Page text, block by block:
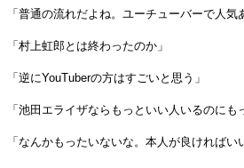
「普通の流れだよね。ユーチューバーで人
「村上虹郎とは終わったのか」
「逆にYouTuberの方はすごいと思う」
「池田エライザならもっといい人いるのにも
「なんかもったいないな。本人が良ければい